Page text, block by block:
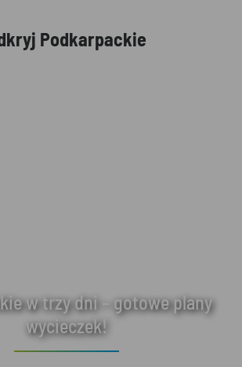
Podkarpackie
w trzy dni – gotowe plany
wycieczek!